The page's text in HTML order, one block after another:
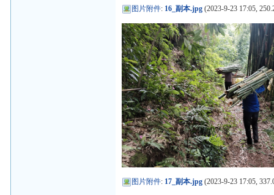
图片附件: 16_副本.jpg (2023-9-23 17:05,
图片附件: 17_副本.jpg (2023-9-23 17:05,